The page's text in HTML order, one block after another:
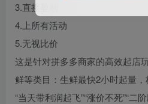
3.直接盈利
4.上所有活动
5.无视比价
这是针对拼多多商家的高效起店
鲜等类目：生鲜最快2小时起量
“当天带利润起飞”“涨价不死”“二